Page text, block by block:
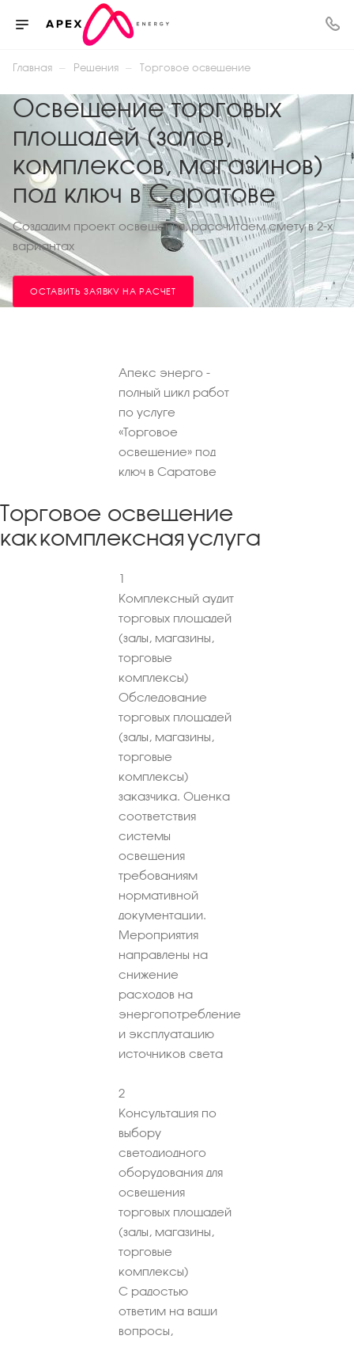
Главная — Решения — Торговое освещение
Освещение торговых
площадей (залов,
комплексов, магазинов)
под ключ в Саратове
Создадим проект освещения, рассчитаем смету в 2-х
вариантах
ОСТАВИТЬ ЗАЯВКУ НА РАСЧЕТ
Апекс энерго -
полный цикл работ
по услуге
«Торговое
освещение» под
ключ в Саратове
Торговое освещение
как комплексная услуга
1
Комплексный аудит
торговых площадей
(залы, магазины,
торговые
комплексы)
Обследование
торговых площадей
(залы, магазины,
торговые
комплексы)
заказчика. Оценка
соответствия
системы
освещения
требованиям
нормативной
документации.
Мероприятия
направлены на
снижение
расходов на
энергопотребление
и эксплуатацию
источников света
2
Консультация по
выбору
светодиодного
оборудования для
освещения
торговых площадей
(залы, магазины,
торговые
комплексы)
С радостью
ответим на ваши
вопросы,